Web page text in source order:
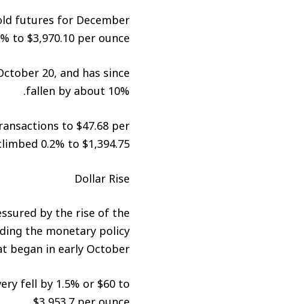
futures for December
to $3,970.10 per ounce.
20, and has since
fallen by about 10%.
to $47.68 per
0.2% to $1,394.75.
Dollar Rise
by the rise of the
the monetary policy
in early October.
fell by 1.5% or $60 to